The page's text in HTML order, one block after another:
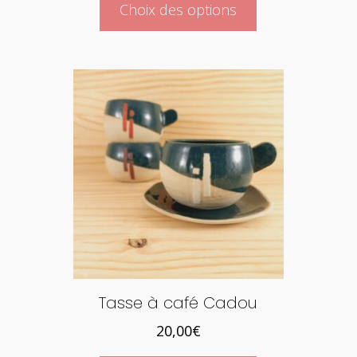
Choix des options
a
variations.
Les
peuvent
être
choisies
la
page
du
produit
Tasse à café Cadou
20,00€